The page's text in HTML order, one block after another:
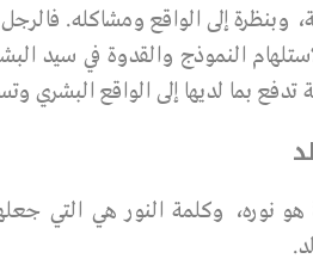
وبنظرة إلى الواقع ومشاكله.
النموذج والقدوة في سيد
تدفع بما لديها إلى الواقع البشري
وكلمة النور هي التي جعلها